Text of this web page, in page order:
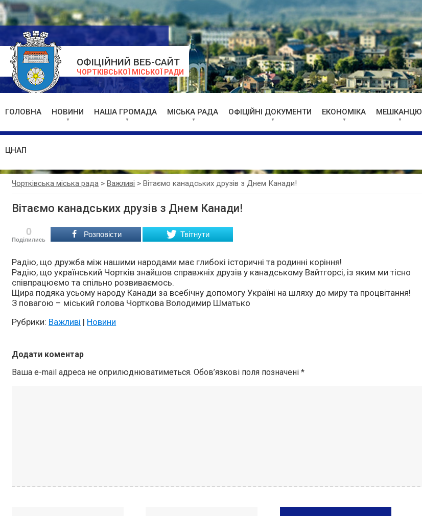
ОФІЦІЙНИЙ ВЕБ-САЙТ
ЧОРТКІВСЬКОЇ МІСЬКОЇ РАДИ
ГОЛОВНА НОВИНИ НАША ГРОМАДА МІСЬКА РАДА ОФІЦІЙНІ ДОКУМЕНТИ ЕКОНОМІКА МЕШКАНЦЮ
ЦНАП
Чортківська міська рада >Важливі >Вітаємо канадських друзів з Днем Канади!
Вітаємо канадських друзів з Днем Канади!
0
Поділились
Розповісти Твітнути
Радію, що дружба між нашими народами має глибокі історичні та родинні коріння!
Радію, що український Чортків знайшов справжніх друзів у канадському Вайтгорсі, із яким ми тісно
співпрацюємо та спільно розвиваємось.
Щира подяка усьому народу Канади за всебічну допомогу Україні на шляху до миру та процвітання!
З повагою – міський голова Чорткова Володимир Шматько
Рубрики: Важливі | Новини
Додати коментар
Ваша e-mail адреса не оприлюднюватиметься. Обов’язкові поля позначені*